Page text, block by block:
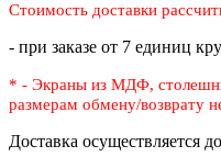
Стоимость доставки
- при заказе от 7 единиц
* - Экраны из МДФ,
размерам обмену/возврату
Доставка осуществляется